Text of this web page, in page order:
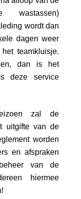
wastassen)
wordt dan
dagen weer
teamkluisje.
dan is het
deze service
zal de
uitgifte van de
worden
en afspraken
van de
hiermee